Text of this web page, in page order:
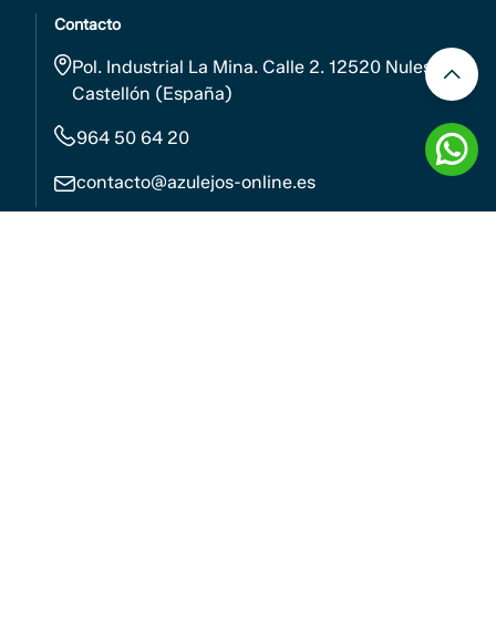
Contacto
Pol. Industrial La Mina. Calle 2. 12520 Nules.
Castellón (España)
964 50 64 20
contacto@azulejos-online.es